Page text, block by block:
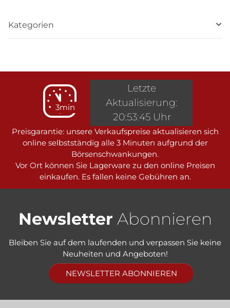
Kategorien
3min
Preisgarantie: unsere Verkaufspreise aktualisieren sich
online selbstständig alle 3 Minuten aufgrund der
Börsenschwankungen.
Vor Ort können Sie Lagerware zu den online Preisen
einkaufen. Es fallen keine Gebühren an.
Letzte
Aktualisierung:
20:53:45 Uhr
Newsletter Abonnieren
Bleiben Sie auf dem laufenden und verpassen Sie keine
Neuheiten und Angeboten!
NEWSLETTER ABONNIEREN